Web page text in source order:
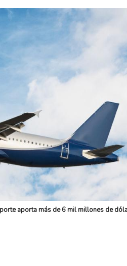
aporta más de 6 mil millones de